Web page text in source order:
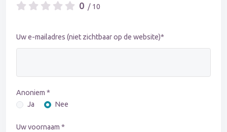
0 / 10
Uw e-mailadres (niet zichtbaar op de website)*
Anoniem *
Ja
Nee
Uw voornaam *